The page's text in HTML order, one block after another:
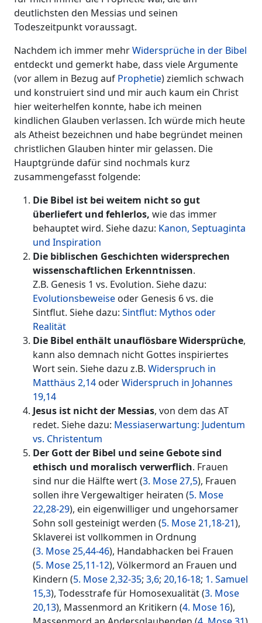
deutlichsten den Messias und seinen
Todeszeitpunkt voraussagt.
Nachdem ich immer mehrWidersprüche in der Bibel
entdeckt und gemerkt habe, dass viele Argumente
(vor allem in Bezug auf Prophetie) ziemlich schwach
und konstruiert sind und mir auch kaum ein Christ
hier weiterhelfen konnte, habe ich meinen
kindlichen Glauben verlassen. Ich würde mich heute
als Atheist bezeichnen und habe begründet meinen
christlichen Glauben hinter mir gelassen. Die
Hauptgründe dafür sind nochmals kurz
zusammengefasst folgende:
Die Bibel ist bei weitem nicht so gut
überliefert und fehlerlos, wie das immer
behauptet wird. Siehe dazu: Kanon, Septuaginta
und Inspiration
Die biblischen Geschichten widersprechen
wissenschaftlichen Erkenntnissen.
Z.B. Genesis 1 vs. Evolution. Siehe dazu:
Evolutionsbeweise oder Genesis 6 vs. die
Sintflut. Siehe dazu: Sintflut: Mythos oder
Realität
Die Bibel enthält unauflösbare Widersprüche,
kann also demnach nicht Gottes inspiriertes
Wort sein. Siehe dazu z.B. Widerspruch in
Matthäus 2,14 oderWiderspruch in Johannes
19,14
Jesus ist nicht der Messias, von dem das AT
redet. Siehe dazu: Messiaserwartung: Judentum
vs. Christentum
Der Gott der Bibel und seine Gebote sind
ethisch und moralisch verwerflich. Frauen
sind nur die Hälfte wert (3. Mose 27,5), Frauen
sollen ihre Vergewaltiger heiraten (5. Mose
22,28-29), ein eigenwilliger und ungehorsamer
Sohn soll gesteinigt werden (5. Mose 21,18-21),
Sklaverei ist vollkommen in Ordnung
(3. Mose 25,44-46), Handabhacken bei Frauen
(5. Mose 25,11-12), Völkermord an Frauen und
Kindern (5. Mose 2,32-35; 3,6; 20,16-18; 1. Samuel
15,3), Todesstrafe für Homosexualität (3. Mose
20,13), Massenmord an Kritikern (4. Mose 16),